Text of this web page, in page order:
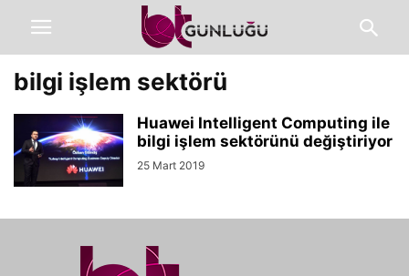
bilgi işlem sektörü
Huawei Intelligent Computing ile
bilgi işlem sektörünü değiştiriyor
25 Mart 2019